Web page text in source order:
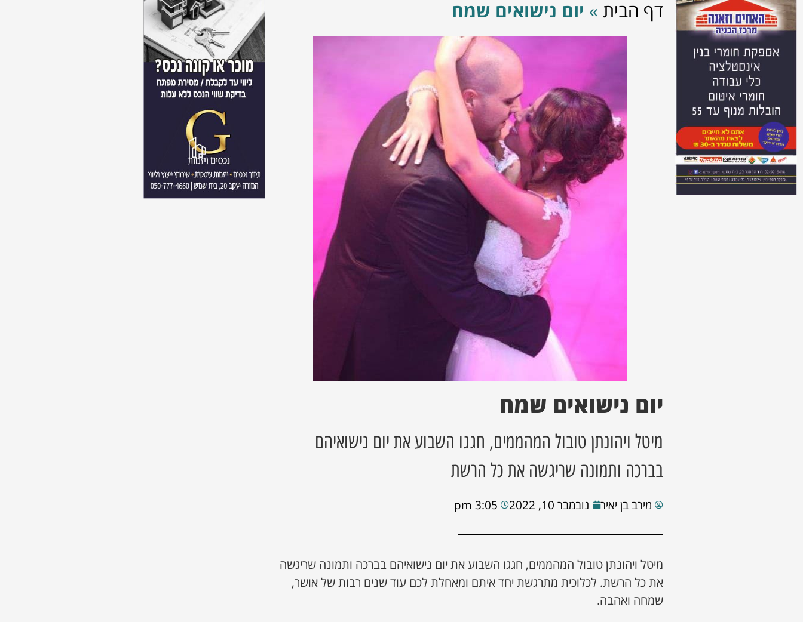
דף הבית » יום נישואים שמח
יום נישואים שמח
מיטל ויהונתן טובול המהממים, חגגו השבוע את יום נישואיהם
בברכה ותמונה שריגשה את כל הרשת
מירב בן יאיר נובמבר 10, 2022 3:05 pm
מיטל ויהונתן טובול המהממים, חגגו השבוע את יום נישואיהם בברכה ותמונה שריגשה
את כל הרשת. לכלוכית מתרגשת יחד איתם ומאחלת לכם עוד שנים רבות של אושר,
שמחה ואהבה.